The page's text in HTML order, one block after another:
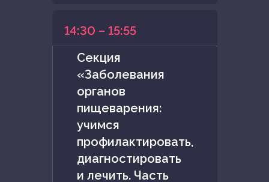
14:30 – 15:55
Cекция
«Заболевания
органов
пищеварения:
учимся
профилактировать,
диагностировать
и лечить. Часть